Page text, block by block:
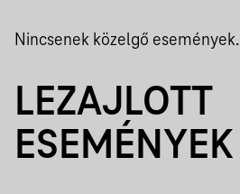
Nincsenek közelgő események.
LEZAJLOTT
ESEMÉNYEK